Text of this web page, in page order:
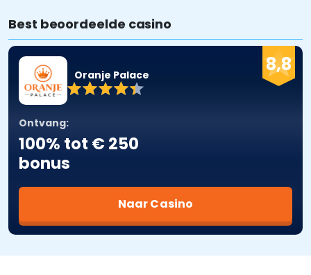
Best beoordeelde casino
8,8
Oranje Palace
Ontvang:
100% tot € 250
bonus
Naar Casino